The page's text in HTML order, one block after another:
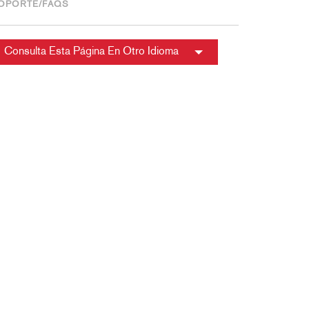
FAQS
Consulta Esta Página En Otro Idioma